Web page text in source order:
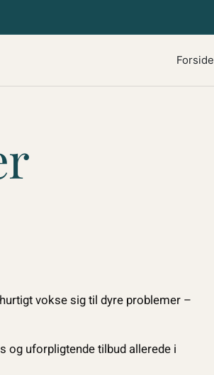
Forside
vokse sig til dyre problemer –
og uforpligtende tilbud allerede i